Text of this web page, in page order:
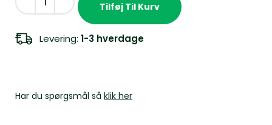
Tilføj Til Kurv
Levering: 1-3 hverdage
Har du spørgsmål så klik her